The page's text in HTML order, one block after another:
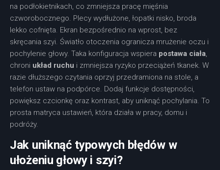
na podłokietnikach, co zmniejsza pracę mięśnia
czworobocznego. Plecy wydłużone, łopatki nisko, broda
lekko cofnięta. Ekran bezpośrednio na wprost, bez
skręcania szyi. Światło otoczenia ogranicza mrużenie oczu i
pochylenie głowy. Taka konfiguracja wspiera postawa ciała,
chroni układ ruchu i zmniejsza ryzyko przeciążeń tkanek. W
razie dłuższego czytania oprzyj przedramiona na stole, a
telefon ustaw na podpórce. Dodaj funkcje dostępności,
powiększ czcionkę oraz kontrast, aby uniknąć pochylania. To
prosta matryca ustawień, która działa w pracy, domu i
podróży.
Jak uniknąć typowych błędów w
ułożeniu głowy i szyi?